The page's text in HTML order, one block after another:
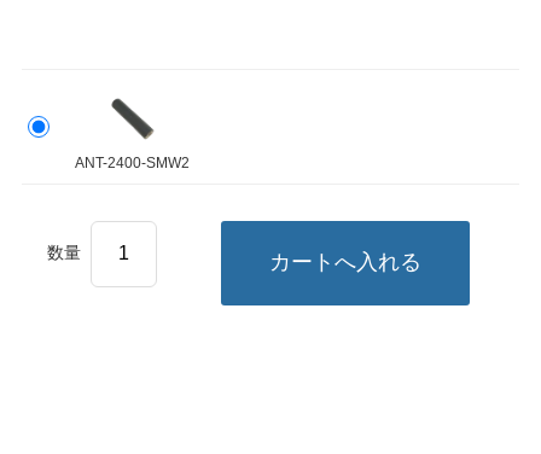
ANT-2400-SMW2
数量